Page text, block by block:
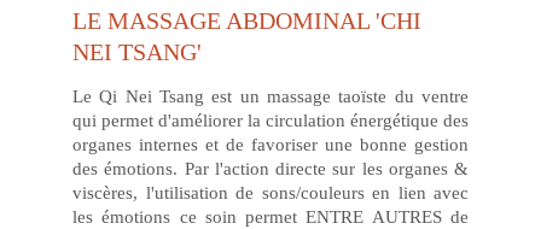
LE MASSAGE ABDOMINAL 'CHI
NEI TSANG'
Le Qi Nei Tsang est un massage taoïste du ventre
qui permet d'améliorer la circulation énergétique des
organes internes et de favoriser une bonne gestion
des émotions. Par l'action directe sur les organes &
viscères, l'utilisation de sons/couleurs en lien avec
les émotions ce soin permet ENTRE AUTRES de